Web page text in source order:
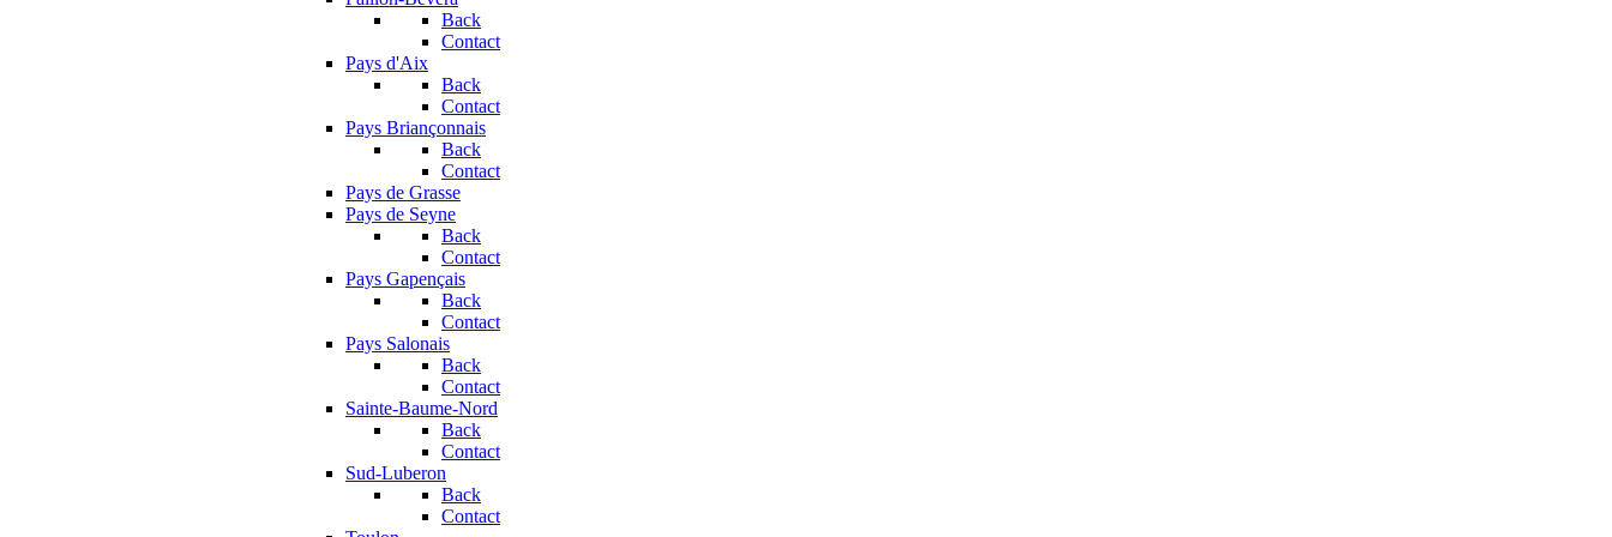
Back
Contact
Pays d'Aix
Back
Contact
Pays Briançonnais
Back
Contact
Pays de Grasse
Pays de Seyne
Back
Contact
Pays Gapençais
Back
Contact
Pays Salonais
Back
Contact
Sainte-Baume-Nord
Back
Contact
Sud-Luberon
Back
Contact